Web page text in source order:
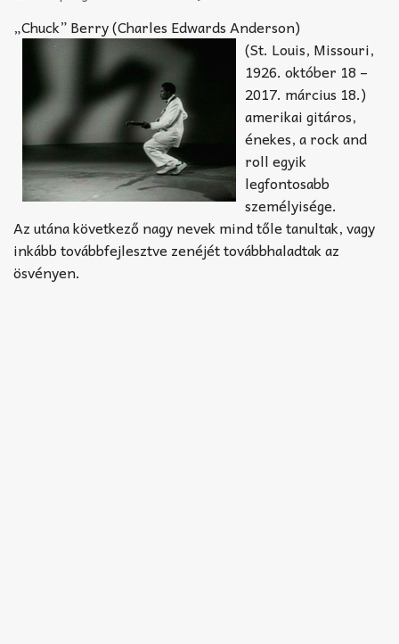
Akkord-kotta
TABok
Improvizáció
„Chuck” Berry (Charles Edwards Anderson)
(St. Louis, Missouri,
1926. október 18 –
2017. március 18.)
amerikai gitáros,
énekes, a rock and
roll egyik
legfontosabb
személyisége.
Az utána következő nagy nevek mind tőle tanultak, vagy
inkább továbbfejlesztve zenéjét továbbhaladtak az
ösvényen.